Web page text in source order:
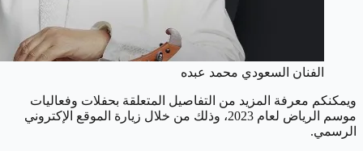
الفنان السعودي محمد عبده
ويمكنكم معرفة المزيد من التفاصيل المتعلقة بحفلات وفعاليات
موسم الرياض لعام 2023، وذلك من خلال زيارة الموقع الإكتروني
الرسمي.